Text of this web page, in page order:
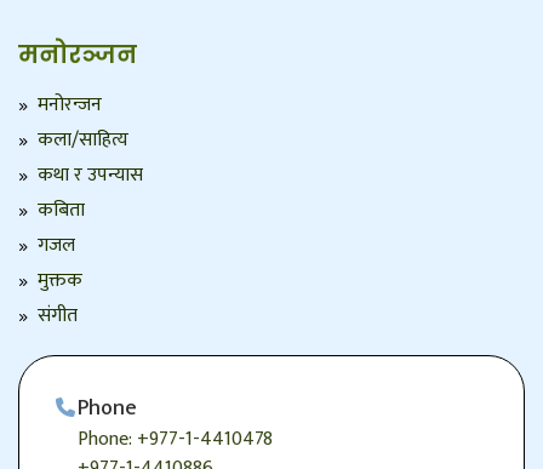
मनोरञ्जन
मनोरन्जन
कला/साहित्य
कथा र उपन्यास
कबिता
गजल
मुक्तक
संगीत
Phone
Phone: +977-1-4410478